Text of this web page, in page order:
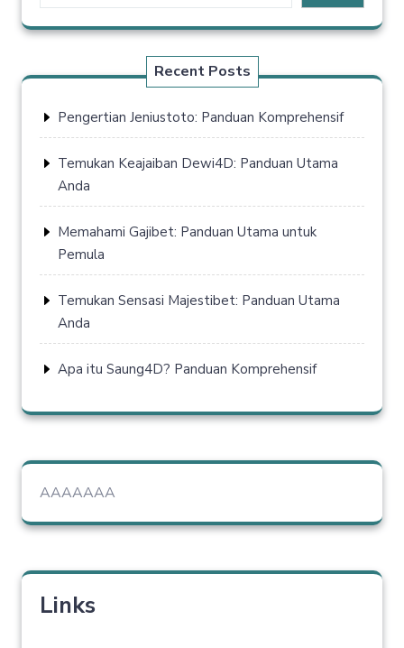
Recent Posts
Pengertian Jeniustoto: Panduan Komprehensif
Temukan Keajaiban Dewi4D: Panduan Utama
Anda
Memahami Gajibet: Panduan Utama untuk
Pemula
Temukan Sensasi Majestibet: Panduan Utama
Anda
Apa itu Saung4D? Panduan Komprehensif
AAAAAAA
Links